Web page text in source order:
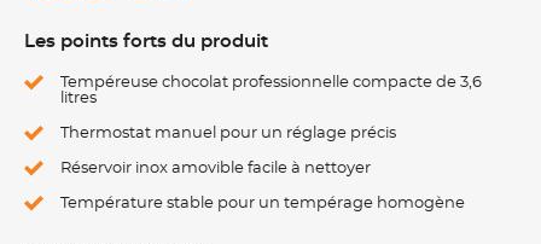
Les points forts du produit
Tempéreuse chocolat professionnelle compacte de 3,6
litres
Thermostat manuel pour un réglage précis
Réservoir inox amovible facile à nettoyer
Température stable pour un tempérage homogène